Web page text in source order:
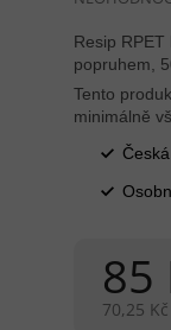
PRODUKTU
JE
0,0
Z
5
HVĚZDIČEK.
85
70,25
Resip
popruhem,
Tento
minimálně